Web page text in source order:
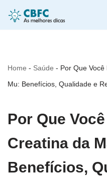
Pular
Home - Saúde - Por Que
Mu: Benefícios, Qualidade e
Por Que
Creatina da
Benefícios,